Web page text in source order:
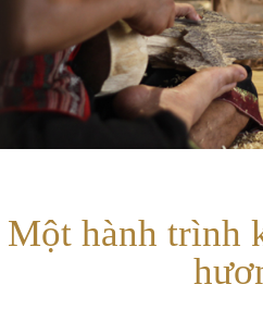
Một hành trình